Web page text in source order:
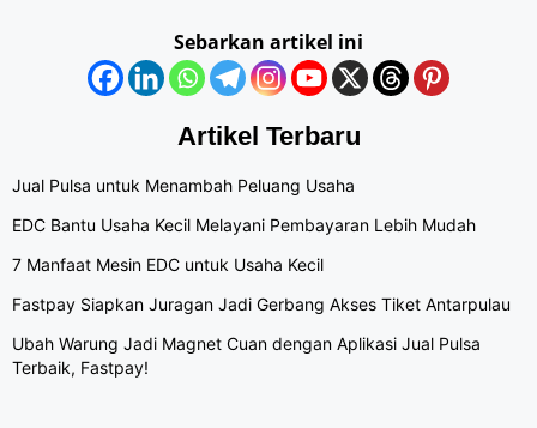
Sebarkan artikel ini
Artikel Terbaru
Jual Pulsa untuk Menambah Peluang Usaha
EDC Bantu Usaha Kecil Melayani Pembayaran Lebih Mudah
7 Manfaat Mesin EDC untuk Usaha Kecil
Fastpay Siapkan Juragan Jadi Gerbang Akses Tiket Antarpulau
Ubah Warung Jadi Magnet Cuan dengan Aplikasi Jual Pulsa
Terbaik, Fastpay!